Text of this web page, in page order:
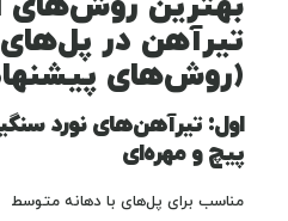
تیرآهن در
(روش‌های پیشنهادی
پیچ و مهره‌ای
مناسب برای پل‌های با دهانه متوسط